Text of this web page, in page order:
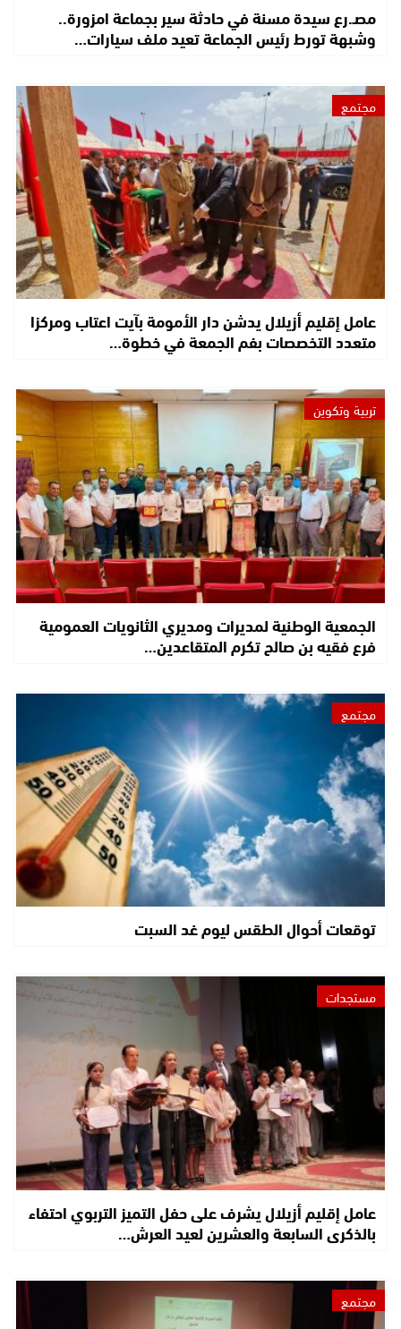
مصـ.رع سيدة مسنة في حادثة سير بجماعة امزورة..
وشبهة تورط رئيس الجماعة تعيد ملف سيارات…
مجتمع
عامل إقليم أزيلال يدشن دار الأمومة بآيت اعتاب ومركزا
متعدد التخصصات بفم الجمعة في خطوة…
تربية وتكوين
الجمعية الوطنية لمديرات ومديري الثانويات العمومية
فرع فقيه بن صالح تكرم المتقاعدين…
مجتمع
توقعات أحوال الطقس ليوم غد السبت
مستجدات
عامل إقليم أزيلال يشرف على حفل التميز التربوي احتفاء
بالذكرى السابعة والعشرين لعيد العرش…
مجتمع